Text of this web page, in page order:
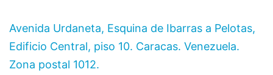
Avenida Urdaneta, Esquina de Ibarras a Pelotas,
Edificio Central, piso 10. Caracas. Venezuela.
Zona postal 1012.